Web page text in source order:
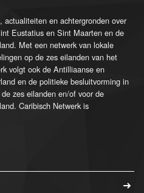
actualiteiten en achtergronden over
Eustatius en Sint Maarten en de
Met een netwerk van lokale
op de zes eilanden van het
volgt ook de Antilliaanse en
en de politieke besluitvorming in
zes eilanden en/of voor de
Caribisch Netwerk is